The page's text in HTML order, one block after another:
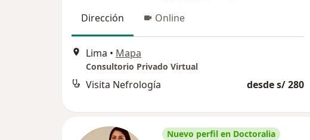
Dirección Online
Lima • Mapa
Consultorio Privado Virtual
Visita Nefrología desde s/ 280
Nuevo perfil en Doctoralia